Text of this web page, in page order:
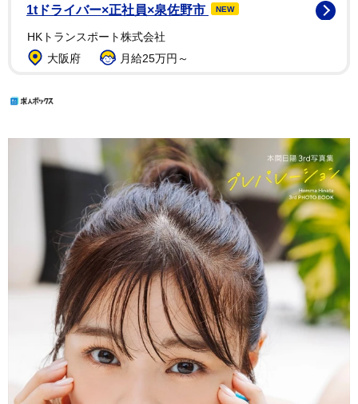
1tドライバー×正社員×泉佐野市 NEW
HKトランスポート株式会社
大阪府
月給25万円～